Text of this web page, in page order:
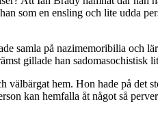
som en ensling och lite udda
samla på nazimemoribilia och
gillade han sadomasochistisk
hem. Hon hade på det
kan hemfalla åt något så